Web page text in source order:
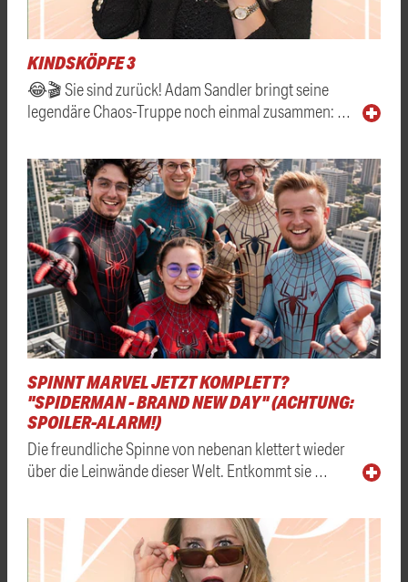
KINDSKÖPFE 3
😂🎬 Sie sind zurück! Adam Sandler bringt seine
legendäre Chaos-Truppe noch einmal zusammen: …
SPINNT MARVEL JETZT KOMPLETT?
"SPIDERMAN - BRAND NEW DAY" (ACHTUNG:
SPOILER-ALARM!)
Die freundliche Spinne von nebenan klettert wieder
über die Leinwände dieser Welt. Entkommt sie …